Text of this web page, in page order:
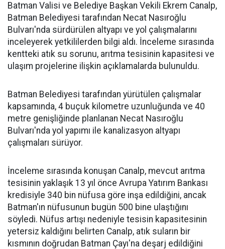
Batman Valisi ve Belediye Başkan Vekili Ekrem Canalp,
Batman Belediyesi tarafından Necat Nasıroğlu
Bulvarı'nda sürdürülen altyapı ve yol çalışmalarını
inceleyerek yetkililerden bilgi aldı. İnceleme sırasında
kentteki atık su sorunu, arıtma tesisinin kapasitesi ve
ulaşım projelerine ilişkin açıklamalarda bulunuldu.
Batman Belediyesi tarafından yürütülen çalışmalar
kapsamında, 4 buçuk kilometre uzunluğunda ve 40
metre genişliğinde planlanan Necat Nasıroğlu
Bulvarı'nda yol yapımı ile kanalizasyon altyapı
çalışmaları sürüyor.
İnceleme sırasında konuşan Canalp, mevcut arıtma
tesisinin yaklaşık 13 yıl önce Avrupa Yatırım Bankası
kredisiyle 340 bin nüfusa göre inşa edildiğini, ancak
Batman'ın nüfusunun bugün 500 bine ulaştığını
söyledi. Nüfus artışı nedeniyle tesisin kapasitesinin
yetersiz kaldığını belirten Canalp, atık suların bir
kısmının doğrudan Batman Çayı'na deşarj edildiğini